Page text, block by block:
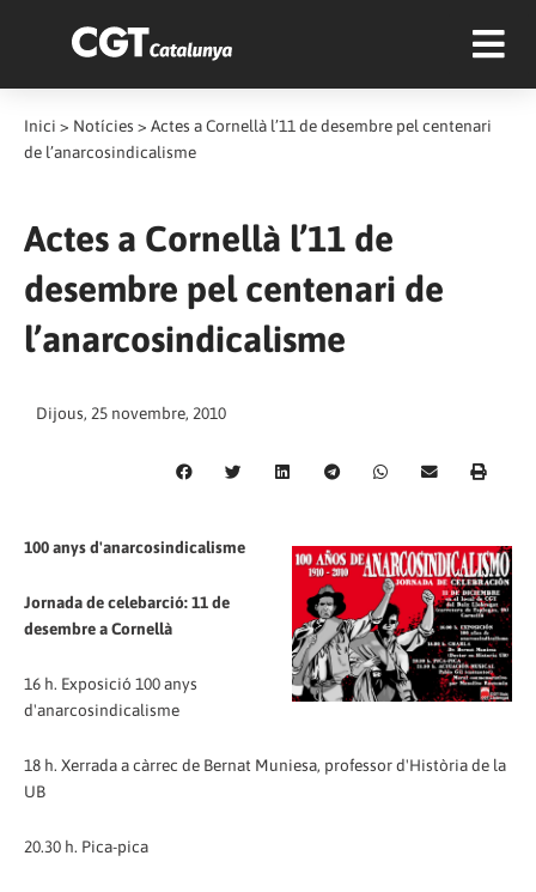
Inici > Notícies > Actes a Cornellà l’11 de desembre pel centenari
de l’anarcosindicalisme
Actes a Cornellà l’11 de
desembre pel centenari de
l’anarcosindicalisme
Dijous, 25 novembre, 2010
100 anys d'anarcosindicalisme
Jornada de celebarció: 11 de
desembre a Cornellà
16 h. Exposició 100 anys
d'anarcosindicalisme
18 h. Xerrada a càrrec de Bernat Muniesa, professor d'Història de la
UB
20.30 h. Pica-pica